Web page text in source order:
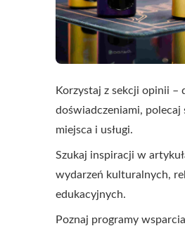
Korzystaj z sekcji opinii –
doświadczeniami, polecaj
miejsca i usługi.
Szukaj inspiracji w
wydarzeń kulturalnych,
edukacyjnych.
Poznaj programy